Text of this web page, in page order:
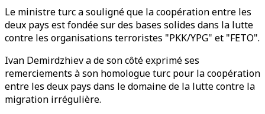
Le ministre turc a souligné que la coopération entre les
deux pays est fondée sur des bases solides dans la lutte
contre les organisations terroristes "PKK/YPG" et "FETO".
Ivan Demirdzhiev a de son côté exprimé ses
remerciements à son homologue turc pour la coopération
entre les deux pays dans le domaine de la lutte contre la
migration irrégulière.